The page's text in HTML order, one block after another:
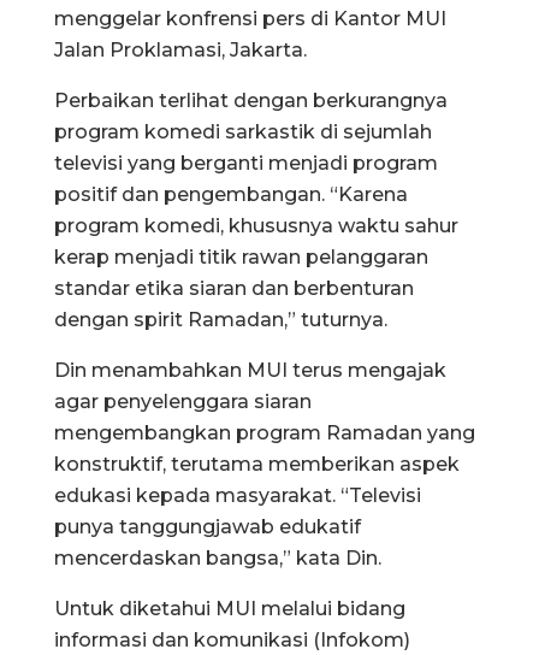
menggelar konfrensi pers di Kantor MUI
Jalan Proklamasi, Jakarta.
Perbaikan terlihat dengan berkurangnya
program komedi sarkastik di sejumlah
televisi yang berganti menjadi program
positif dan pengembangan. “Karena
program komedi, khususnya waktu sahur
kerap menjadi titik rawan pelanggaran
standar etika siaran dan berbenturan
dengan spirit Ramadan,” tuturnya.
Din menambahkan MUI terus mengajak
agar penyelenggara siaran
mengembangkan program Ramadan yang
konstruktif, terutama memberikan aspek
edukasi kepada masyarakat. “Televisi
punya tanggungjawab edukatif
mencerdaskan bangsa,” kata Din.
Untuk diketahui MUI melalui bidang
informasi dan komunikasi (Infokom)